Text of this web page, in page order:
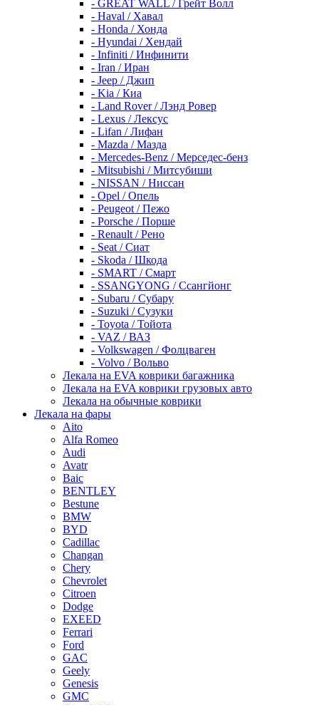
- GREAT WALL / Грейт Волл
- Haval / Хавал
- Honda / Хонда
- Hyundai / Хендай
- Infiniti / Инфинити
- Iran / Иран
- Jeep / Джип
- Kia / Киа
- Land Rover / Лэнд Ровер
- Lexus / Лексус
- Lifan / Лифан
- Mazda / Мазда
- Mercedes-Benz / Мерседес-бенз
- Mitsubishi / Митсубиши
- NISSAN / Ниссан
- Opel / Опель
- Peugeot / Пежо
- Porsche / Порше
- Renault / Рено
- Seat / Сиат
- Skoda / Шкода
- SMART / Смарт
- SSANGYONG / Ссангйонг
- Subaru / Субару
- Suzuki / Сузуки
- Toyota / Тойота
- VAZ / ВАЗ
- Volkswagen / Фолцваген
- Volvo / Вольво
Лекала на EVA коврики багажника
Лекала на EVA коврики грузовых авто
Лекала на обычные коврики
Лекала на фары
Aito
Alfa Romeo
Audi
Avatr
Baic
BENTLEY
Bestune
BMW
BYD
Cadillac
Changan
Chery
Chevrolet
Citroen
Dodge
EXEED
Ferrari
Ford
GAC
Geely
Genesis
GMC